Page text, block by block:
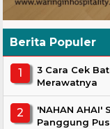
Berita Populer
3 Cara Cek
Merawatnya
'NAHAN
Panggung